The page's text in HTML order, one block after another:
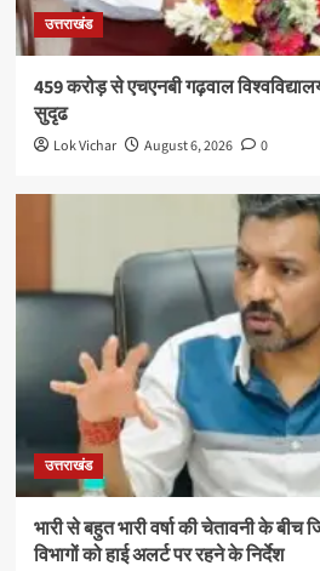
उत्तराखंड
459 करोड़ से एचएनबी गढ़वाल
सुदृढ
Lok Vichar August 6, 2026 0
उत्तराखंड
भारी से बहुत भारी वर्षा की चेतावनी के
विभागों को हाई अलर्ट पर रहने के निर्देश